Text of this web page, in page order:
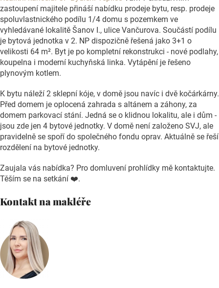
zastoupení majitele přináší nabídku prodeje bytu, resp. prodeje
spoluvlastnického podílu 1/4 domu s pozemkem ve
vyhledávané lokalitě Šanov I., ulice Vančurova. Součástí podílu
je bytová jednotka v 2. NP dispozičně řešená jako 3+1 o
velikosti 64 m². Byt je po kompletní rekonstrukci - nové podlahy,
koupelna i moderní kuchyňská linka. Vytápění je řešeno
plynovým kotlem.
K bytu náleží 2 sklepní kóje, v domě jsou navíc i dvě kočárkárny.
Před domem je oplocená zahrada s altánem a záhony, za
domem parkovací stání. Jedná se o klidnou lokalitu, ale i dům -
jsou zde jen 4 bytové jednotky. V domě není založeno SVJ, ale
pravidelně se spoří do společného fondu oprav. Aktuálně se řeší
rozdělení na bytové jednotky.
Zaujala vás nabídka? Pro domluvení prohlídky mě kontaktujte.
Těším se na setkání ❤️.
Kontakt na makléře